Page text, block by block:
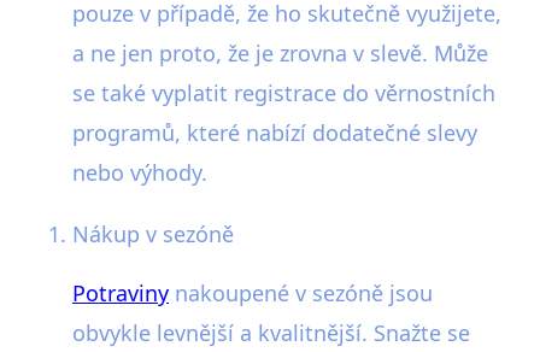
pouze v případě, že ho skutečně využijete,
a ne jen proto, že je zrovna v slevě. Může
se také vyplatit registrace do věrnostních
programů, které nabízí dodatečné slevy
nebo výhody.
Nákup v sezóně
Potraviny nakoupené v sezóně jsou
obvykle levnější a kvalitnější. Snažte se